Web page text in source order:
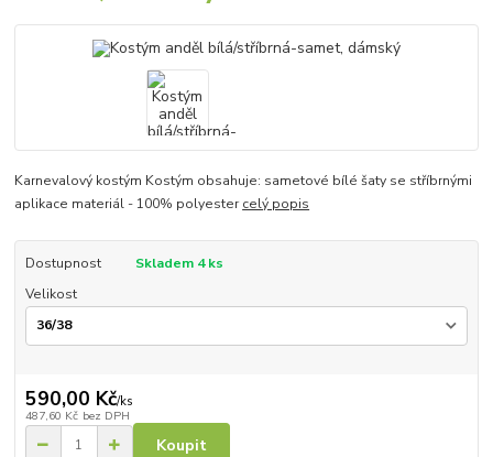
Karnevalový kostým Kostým obsahuje: sametové bílé šaty se stříbrnými
aplikace materiál - 100% polyestercelý popis
Dostupnost
Skladem 4 ks
Velikost
590,00 Kč/ks
487,60 Kč bez DPH
Koupit